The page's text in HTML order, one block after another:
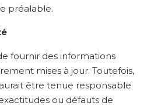
préalable.
fournir des informations
mises à jour. Toutefois,
être tenue responsable
ou défauts de